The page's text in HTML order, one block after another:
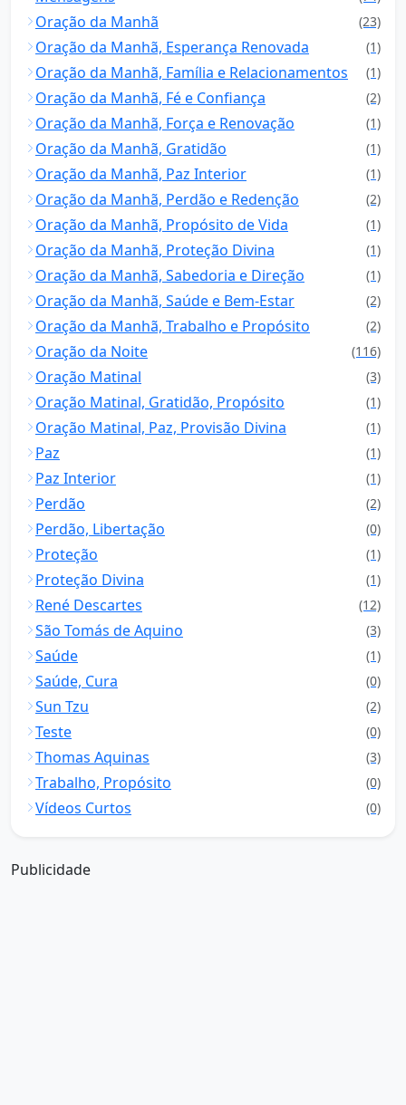
Oração da Manhã (23)
Oração da Manhã, Esperança Renovada (1)
Oração da Manhã, Família e Relacionamentos (1)
Oração da Manhã, Fé e Confiança (2)
Oração da Manhã, Força e Renovação (1)
Oração da Manhã, Gratidão (1)
Oração da Manhã, Paz Interior (1)
Oração da Manhã, Perdão e Redenção (2)
Oração da Manhã, Propósito de Vida (1)
Oração da Manhã, Proteção Divina (1)
Oração da Manhã, Sabedoria e Direção (1)
Oração da Manhã, Saúde e Bem-Estar (2)
Oração da Manhã, Trabalho e Propósito (2)
Oração da Noite (116)
Oração Matinal (3)
Oração Matinal, Gratidão, Propósito (1)
Oração Matinal, Paz, Provisão Divina (1)
Paz (1)
Paz Interior (1)
Perdão (2)
Perdão, Libertação (0)
Proteção (1)
Proteção Divina (1)
René Descartes (12)
São Tomás de Aquino (3)
Saúde (1)
Saúde, Cura (0)
Sun Tzu (2)
Teste (0)
Thomas Aquinas (3)
Trabalho, Propósito (0)
Vídeos Curtos (0)
Publicidade